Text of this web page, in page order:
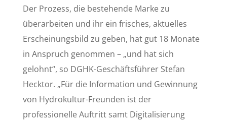
Der Prozess, die bestehende Marke zu
überarbeiten und ihr ein frisches, aktuelles
Erscheinungsbild zu geben, hat gut 18 Monate
in Anspruch genommen – „und hat sich
gelohnt“, so DGHK-Geschäftsführer Stefan
Hecktor. „Für die Information und Gewinnung
von Hydrokultur-Freunden ist der
professionelle Auftritt samt Digitalisierung